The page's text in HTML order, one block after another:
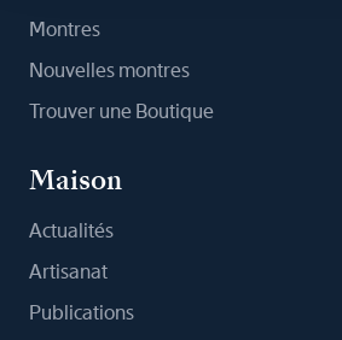
Montres
Nouvelles montres
Trouver une Boutique
Maison
Actualités
Artisanat
Publications